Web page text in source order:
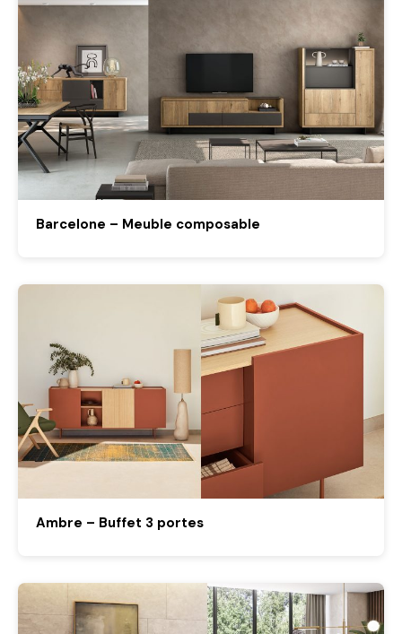
Barcelone – Meuble composable
Ambre – Buffet 3 portes